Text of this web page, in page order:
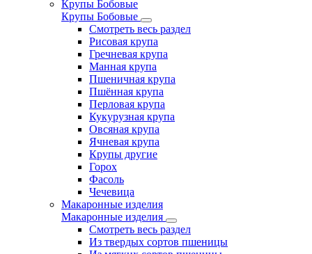
Крупы Бобовые
Крупы Бобовые
Смотреть весь раздел
Рисовая крупа
Гречневая крупа
Манная крупа
Пшеничная крупа
Пшённая крупа
Перловая крупа
Кукурузная крупа
Овсяная крупа
Ячневая крупа
Крупы другие
Горох
Фасоль
Чечевица
Макаронные изделия
Макаронные изделия
Смотреть весь раздел
Из твердых сортов пшеницы